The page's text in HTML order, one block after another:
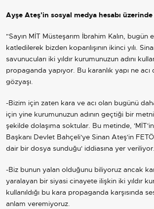
Ayşe Ateş'in sosyal medya hesabı üzerinde
"Sayın MİT Müsteşarım İbrahim Kalın, bugün
katledilerek bizden koparılışının ikinci yılı.
savunucuları iki yıldır kurumunuzun adını
propaganda yapıyor. Bu karanlık yapı ne
gözyaşı.
-Bizim için zaten kara ve acı olan bugünü
için yine kurumunuzun adının geçtiği bir
şekilde dolaşıma soktular. Bu metinde,
Başkanı Devlet Bahçeli'ye Sinan Ateş'in
dair bir dosya sunduğu' iddiasına yer veriliyor.
-Biz bunun yalan olduğunu biliyoruz ancak
yaralayan bir siyasi cinayete ilişkin iki yıldır
kullanıldığı bu kara propaganda karşısında
anlam veremiyoruz.